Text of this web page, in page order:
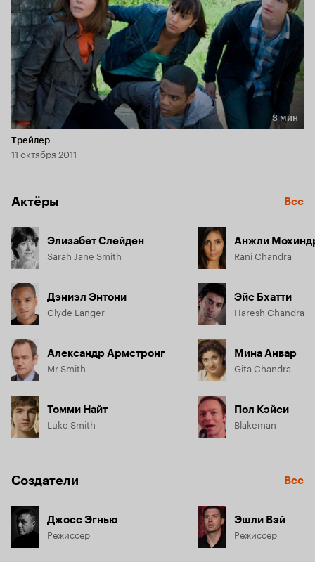
Длительность 3 мин
3 мин
Трейлер
11 октября 2011
Актёры Все
Элизабет Слейден
Sarah Jane Smith
Дэниэл Энтони
Clyde Langer
Александр Армстронг
Mr Smith
Томми Найт
Luke Smith
Анжли
Rani Chandra
Эйс Бхатти
Haresh Chandra
Мина Анвар
Gita Chandra
Пол Кэйси
Blakeman
Создатели Все
Джосс Эгнью
Режиссёр
Эшли Вэй
Режиссёр